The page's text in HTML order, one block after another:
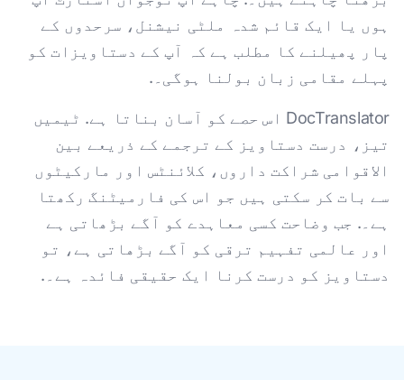
ہوں یا ایک قائم شدہ ملٹی نیشنل، سرحدوں کے
پار پھیلنے کا مطلب ہے کہ آپ کے دستاویزات کو
پہلے مقامی زبان بولنا ہوگی۔.
DocTranslator اس حصے کو آسان بناتا ہے. ٹیمیں
تیز، درست دستاویز کے ترجمے کے ذریعے بین
الاقوامی شراکت داروں، کلائنٹس اور مارکیٹوں
سے بات کر سکتی ہیں جو اس کی فارمیٹنگ رکھتا
ہے۔. جب وضاحت کسی معاہدے کو آگے بڑھاتی ہے
اور عالمی تفہیم ترقی کو آگے بڑھاتی ہے، تو
دستاویز کو درست کرنا ایک حقیقی فائدہ ہے۔.